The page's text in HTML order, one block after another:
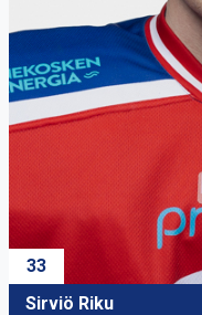
33
Sirviö Riku